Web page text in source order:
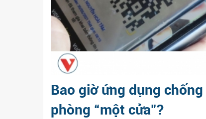
Bao giờ ứng dụng
phòng “một cửa”?